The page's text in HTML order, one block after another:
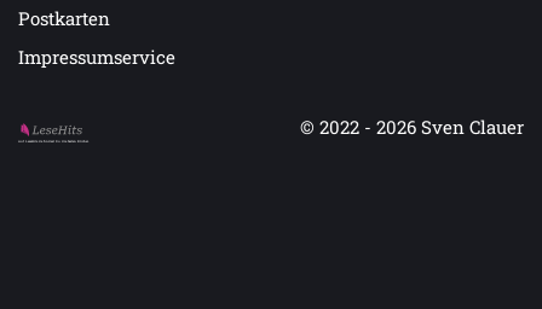
Postkarten
Impressumservice
Auf LeseHits.de findest Du die besten Bücher.
© 2022 - 2026 Sven Clauer